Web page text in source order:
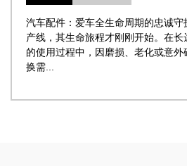
汽车配件：爱车全生命周期的忠诚
产线，其生命旅程才刚刚开始。在长
的使用过程中，因磨损、老化或意
换需...